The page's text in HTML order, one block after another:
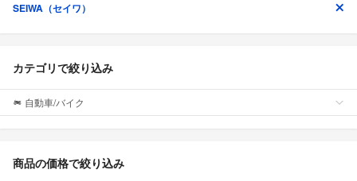
SEIWA（セイワ）
カテゴリで絞り込み
自動車/バイク
商品の価格で絞り込み